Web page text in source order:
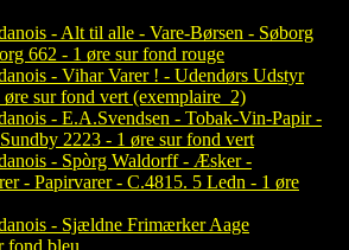
- Alt til alle - Vare-Børsen - Søborg
662 - 1 øre sur fond rouge
- Vihar Varer ! - Udendørs Udstyr
sur fond vert (exemplaire 2)
- E.A.Svendsen - Tobak-Vin-Papir -
2223 - 1 øre sur fond vert
- Spòrg Waldorff - Æsker -
- Papirvarer - C.4815. 5 Ledn - 1 øre
- Sjældne Frimærker Aage
fond bleu